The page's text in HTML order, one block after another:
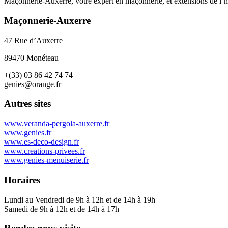
Maçonnerie-Auxerre
47 Rue d’Auxerre
89470 Monéteau
+(33) 03 86 42 74 74
genies@orange.fr
Autres sites
www.veranda-pergola-auxerre.fr
www.genies.fr
www.es-deco-design.fr
www.creations-privees.fr
www.genies-menuiserie.fr
Horaires
Lundi au Vendredi de 9h à 12h et de 14h à 19h
Samedi de 9h à 12h et de 14h à 17h